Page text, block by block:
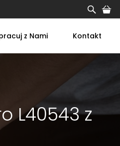
z Nami Kontakt
L40543 z